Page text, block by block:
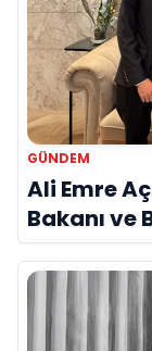
GÜNDEM
Ali Emre
Bakanı ve
Bir Araya